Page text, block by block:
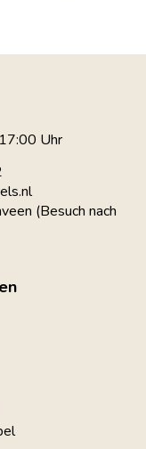
Uhr
(Besuch nach